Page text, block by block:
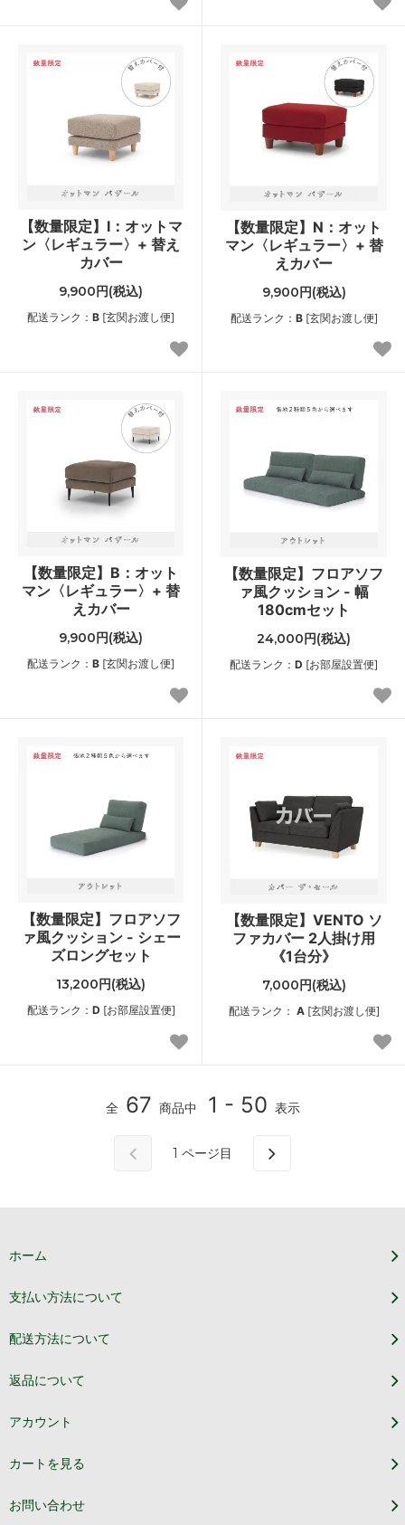
【数量限定】I：オットマ
ン〈レギュラー〉+ 替え
カバー
9,900円(税込)
配送ランク： B [玄関お渡し便]
【数量限定】N：オット
マン〈レギュラー〉+ 替
えカバー
9,900円(税込)
配送ランク： B[玄関お渡し便]
【数量限定】B：オット
マン〈レギュラー〉+ 替
えカバー
9,900円(税込)
配送ランク： B [玄関お渡し便]
【数量限定】フロアソフ
ァ風クッション - 幅
180cmセット
24,000円(税込)
配送ランク： D [お部屋設置便]
【数量限定】フロアソフ
ァ風クッション - シェー
ズロングセット
13,200円(税込)
配送ランク： D [お部屋設置便]
【数量限定】VENTO ソ
ファカバー 2人掛け用
《1台分》
7,000円(税込)
配送ランク： A[玄関お渡し便]
全 67 商品中 1 - 50 表示
1 ページ目
ホーム
支払い方法について
配送方法について
返品について
アカウント
カートを見る
お問い合わせ